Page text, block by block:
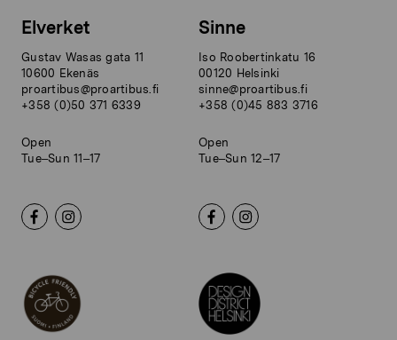
Elverket
Gustav Wasas gata 11
10600 Ekenäs
proartibus@proartibus.fi
+358 (0)50 371 6339
Open
Tue–Sun 11–17
Sinne
Iso Roobertinkatu 16
00120 Helsinki
sinne@proartibus.fi
+358 (0)45 883 3716
Open
Tue–Sun 12–17